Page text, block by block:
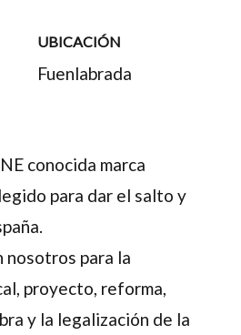
UBICACIÓN
Fuenlabrada
conocida marca
para dar el salto y
nosotros para la
proyecto, reforma,
y la legalización de la